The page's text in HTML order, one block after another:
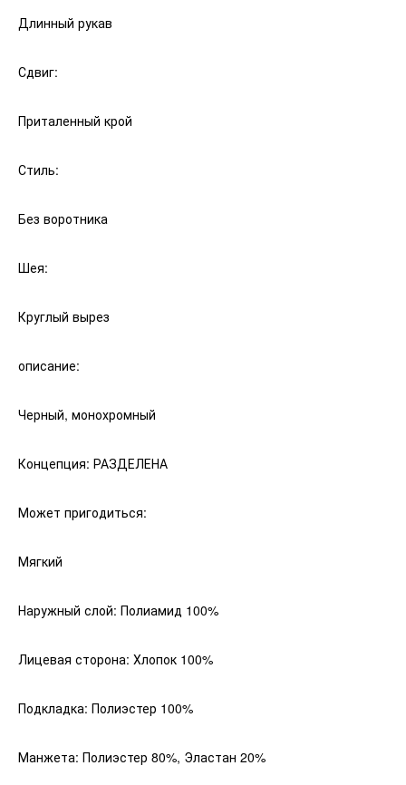
Длинный рукав
Сдвиг:
Приталенный крой
Стиль:
Без воротника
Шея:
Круглый вырез
описание:
Черный, монохромный
Концепция: РАЗДЕЛЕНА
Может пригодиться:
Мягкий
Наружный слой: Полиамид 100%
Лицевая сторона: Хлопок 100%
Подкладка: Полиэстер 100%
Манжета: Полиэстер 80%, Эластан 20%